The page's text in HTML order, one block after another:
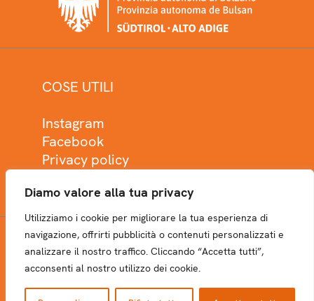
Diamo valore alla tua privacy
Utilizziamo i cookie per migliorare la tua esperienza di
navigazione, offrirti pubblicità o contenuti personalizzati e
analizzare il nostro traffico. Cliccando “Accetta tutti”,
acconsenti al nostro utilizzo dei cookie.
COSE UTILI
Instagram
Facebook
Privacy policy
NEWSLETTER